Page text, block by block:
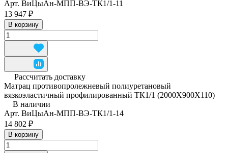
Арт. ВиЦыАн-МПП-ВЭ-ТК1/1-11
13 947 ₽
В корзину
Рассчитать доставку
Матрац противопролежневый полиуретановый
вязкоэластичный профилированный ТК1/1 (2000Х900Х110)
В наличии
Арт. ВиЦыАн-МПП-ВЭ-ТК1/1-14
14 802 ₽
В корзину